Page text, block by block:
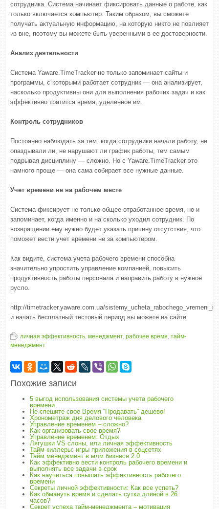
сотрудника. Система начинает фиксировать данные о работе, как
только включается компьютер. Таким образом, вы сможете
получать актуальную информацию, на которую никто не повлияет
из вне, поэтому вы можете быть уверенными в ее достоверности.
Анализ деятельности
Система Yaware.TimeTracker не только запоминает сайты и
программы, с которыми работает сотрудник — она анализирует,
насколько продуктивны они для выполнения рабочих задач и как
эффективно тратится время, уделенное им.
Контроль сотрудников
Постоянно наблюдать за тем, когда сотрудники начали работу, не
опаздывали ли, не нарушают ли график работы, тем самым
подрывая дисциплину — сложно. Но с Yaware.TimeTracker это
намного проще — она сама собирает все нужные данные.
Учет времени не на рабочем месте
Система фиксирует не только общее отработанное время, но и
запоминает, когда именно и на сколько уходил сотрудник. По
возвращении ему нужно будет указать причину отсутствия, что
поможет вести учет времени не за компьютером.
Как видите, система учета рабочего времени способна
значительно упростить управление компанией, повысить
продуктивность работы персонала и направить работу в нужное
русло.
http://timetracker.yaware.com.ua/
и начать бесплатный тестовый период вы можете на сайте.
личная эффективность, менеджмент, рабочее время, тайм-
менеджмент
Похожие записи
5 выгод использования системы учета рабочего
времени
Не спешите свое Время “Продавать” дешево!
Хронометраж дня делового человека
Управление временем – сложно?
Как организовать свое время?
Управление временем: Отдых
Лягушки VS слоны, или личная эффективность
Тайм-киллеры: игры приложения в соцсетях
Тайм менеджмент в млм бизнесе 2.0
Как эффективно вести контроль рабочего времени и
выполнять все задачи в срок
Как научиться повышать эффективность рабочего
времени
Секреты личной эффективности: Как все успеть?
Как обмануть время и сделать сутки длиной в 26
часов?
Секрет успеха тайм-менеджмента – мотивация